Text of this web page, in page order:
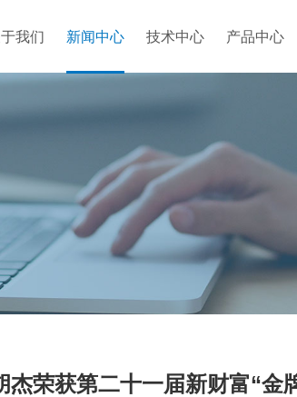
我们 新闻中心 技术中心 产品中心
杰荣获第二十一届新财富“金